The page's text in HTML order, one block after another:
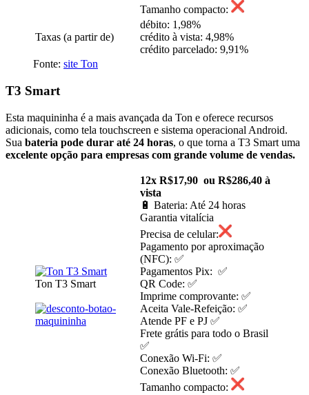
Tamanho compacto:
Taxas (a partir de)
débito: 1,98%
crédito à vista: 4,98%
crédito parcelado: 9,91%
Fonte: site Ton
T3 Smart
Esta maquininha é a mais avançada da Ton e oferece recursos
adicionais, como tela touchscreen e sistema operacional Android.
Sua bateria pode durar até 24 horas, o que torna a T3 Smart uma
excelente opção para empresas com grande volume de vendas.
Ton T3 Smart
12x R$17,90 ou R$286,40 à
vista
🔋 Bateria: Até 24 horas
Garantia vitalícia
Precisa de celular:
Pagamento por aproximação
(NFC): ✅
Pagamentos Pix: ✅
QR Code: ✅
Imprime comprovante: ✅
Aceita Vale-Refeição: ✅
Atende PF e PJ ✅
Frete grátis para todo o Brasil
✅
Conexão Wi-Fi: ✅
Conexão Bluetooth: ✅
Tamanho compacto: